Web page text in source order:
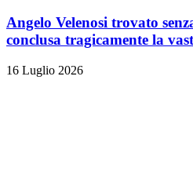
Angelo Velenosi trovato
conclusa tragicamente la
16 Luglio 2026